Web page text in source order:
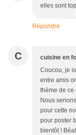
elles sont
Répondre
C cuisine en
Coucou, je
entre amis
thème de ce
Nous
pour cette
pour poster
bientôt !